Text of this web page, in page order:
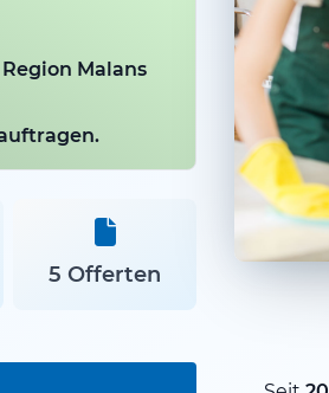
Malans
5 Offerten